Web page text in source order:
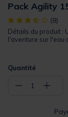
Pack Agility
[object Object](8)
Détails du produit :
l'aventure sur l'eau
Quantité
− 1 +